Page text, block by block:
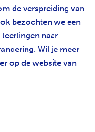
de verspreiding van
bezochten we een
naar
Wil je meer
op de website van